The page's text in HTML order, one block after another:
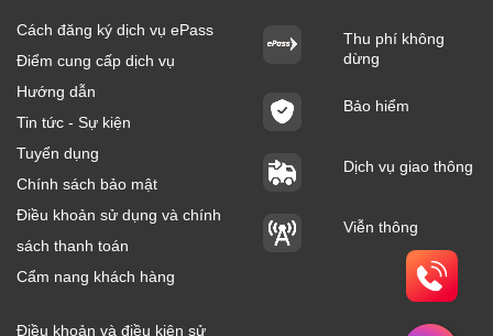
Cách đăng ký dịch vụ ePass
Điểm cung cấp dịch vụ
Hướng dẫn
Tin tức - Sự kiện
Tuyển dụng
Chính sách bảo mật
Điều khoản sử dụng và chính
sách thanh toán
Cẩm nang khách hàng
Điều khoản và điều kiện sử
Thu phí không
dừng
Bảo hiểm
Dịch vụ giao thông
Viễn thông